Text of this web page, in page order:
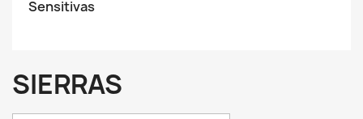
Sensitivas
SIERRAS